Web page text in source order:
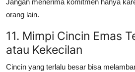
Jangan menerima komitmen hanya
orang lain.
11. Mimpi Cincin Emas
atau Kekecilan
Cincin yang terlalu besar bisa